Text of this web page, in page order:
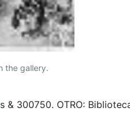
the gallery.
& 300750. OTRO: